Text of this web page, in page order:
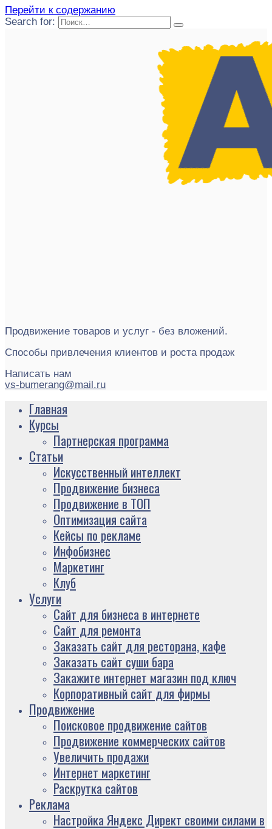
Перейти к содержанию
Search for:
Продвижение товаров и услуг - без вложений.
Способы привлечения клиентов и роста продаж
Написать нам
vs-bumerang@mail.ru
Главная
Курсы
Партнерская программа
Статьи
Искусственный интеллект
Продвижение бизнеса
Продвижение в ТОП
Оптимизация сайта
Кейсы по рекламе
Инфобизнес
Маркетинг
Клуб
Услуги
Сайт для бизнеса в интернете
Сайт для ремонта
Заказать сайт для ресторана, кафе
Заказать сайт суши бара
Закажите интернет магазин под ключ
Корпоративный сайт для фирмы
Продвижение
Поисковое продвижение сайтов
Продвижение коммерческих сайтов
Увеличить продажи
Интернет маркетинг
Раскрутка сайтов
Реклама
Настройка Яндекс Директ своими силами в